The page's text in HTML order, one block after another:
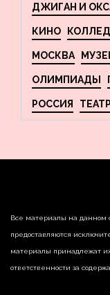
ДЖИГАН И
КИНО
МОСКВА
ОЛИМПИАДЫ
РОССИЯ ТЕАТР
Все материалы на данном
предоставляются
материалы принадлежат
ответственности за